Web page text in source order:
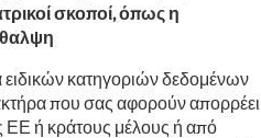
σκοποί, όπως η
ειδικών κατηγοριών δεδομένων
που σας αφορούν απορρέει
ΕΕ ή κράτους μέλους ή από